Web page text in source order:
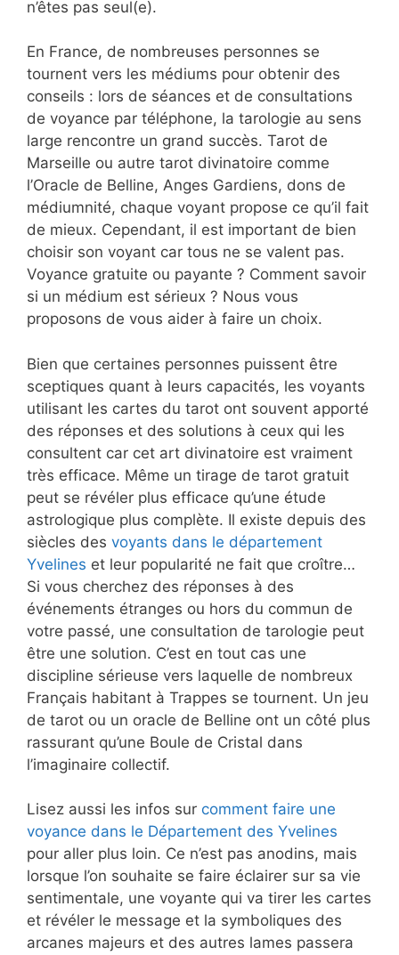
n’êtes pas seul(e).
En France, de nombreuses personnes se
tournent vers les médiums pour obtenir des
conseils : lors de séances et de consultations
de voyance par téléphone, la tarologie au sens
large rencontre un grand succès. Tarot de
Marseille ou autre tarot divinatoire comme
l’Oracle de Belline, Anges Gardiens, dons de
médiumnité, chaque voyant propose ce qu’il fait
de mieux. Cependant, il est important de bien
choisir son voyant car tous ne se valent pas.
Voyance gratuite ou payante ? Comment savoir
si un médium est sérieux ? Nous vous
proposons de vous aider à faire un choix.
Bien que certaines personnes puissent être
sceptiques quant à leurs capacités, les voyants
utilisant les cartes du tarot ont souvent apporté
des réponses et des solutions à ceux qui les
consultent car cet art divinatoire est vraiment
très efficace. Même un tirage de tarot gratuit
peut se révéler plus efficace qu’une étude
astrologique plus complète. Il existe depuis des
siècles des voyants dans le département
Yvelines et leur popularité ne fait que croître…
Si vous cherchez des réponses à des
événements étranges ou hors du commun de
votre passé, une consultation de tarologie peut
être une solution. C’est en tout cas une
discipline sérieuse vers laquelle de nombreux
Français habitant à Trappes se tournent. Un jeu
de tarot ou un oracle de Belline ont un côté plus
rassurant qu’une Boule de Cristal dans
l’imaginaire collectif.
Lisez aussi les infos sur comment faire une
voyance dans le Département des Yvelines
pour aller plus loin. Ce n’est pas anodins, mais
lorsque l’on souhaite se faire éclairer sur sa vie
sentimentale, une voyante qui va tirer les cartes
et révéler le message et la symboliques des
arcanes majeurs et des autres lames passera